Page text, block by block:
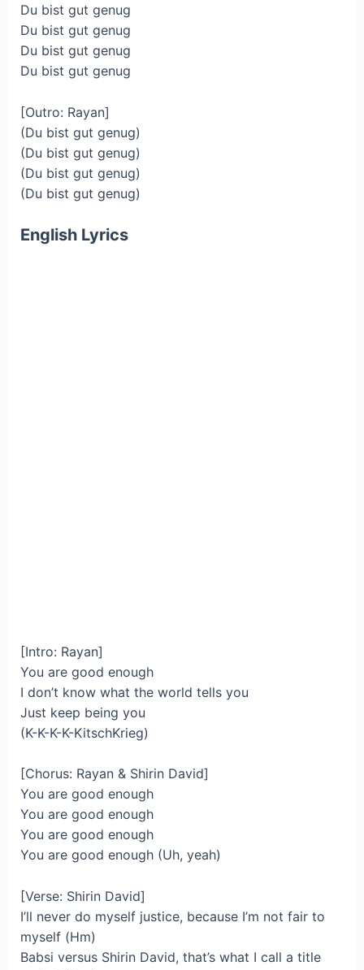
Du bist gut genug
Du bist gut genug
Du bist gut genug
Du bist gut genug
[Outro: Rayan]
(Du bist gut genug)
(Du bist gut genug)
(Du bist gut genug)
(Du bist gut genug)
English Lyrics
[Intro: Rayan]
You are good enough
I don’t know what the world tells you
Just keep being you
(K-K-K-K-KitschKrieg)
[Chorus: Rayan & Shirin David]
You are good enough
You are good enough
You are good enough
You are good enough (Uh, yeah)
[Verse: Shirin David]
I’ll never do myself justice, because I’m not fair to
myself (Hm)
Babsi versus Shirin David, that’s what I call a title